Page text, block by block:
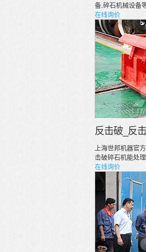
备,碎石机械设备
在线询价
反击破_反
上海世邦机器官
击破碎石机能处
在线询价